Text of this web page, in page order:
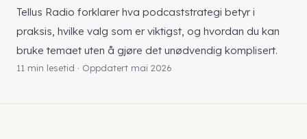
Tellus Radio forklarer hva podcaststrategi betyr i
praksis, hvilke valg som er viktigst, og hvordan du kan
bruke temaet uten å gjøre det unødvendig komplisert.
11 min lesetid · Oppdatert mai 2026